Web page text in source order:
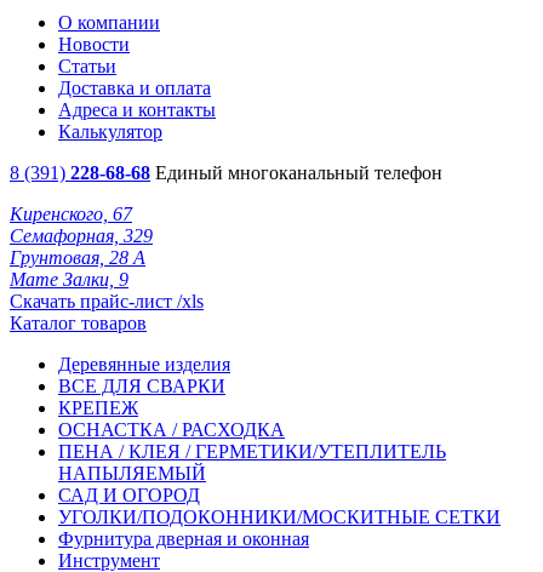
О компании
Новости
Статьи
Доставка и оплата
Адреса и контакты
Калькулятор
8 (391) 228-68-68 Единый многоканальный телефон
Киренского, 67
Семафорная, 329
Грунтовая, 28 А
Мате Залки, 9
Скачать прайс-лист /xls
Каталог товаров
Деревянные изделия
ВСЕ ДЛЯ СВАРКИ
КРЕПЕЖ
ОСНАСТКА / РАСХОДКА
ПЕНА / КЛЕЯ / ГЕРМЕТИКИ/УТЕПЛИТЕЛЬ
НАПЫЛЯЕМЫЙ
САД И ОГОРОД
УГОЛКИ/ПОДОКОННИКИ/МОСКИТНЫЕ СЕТКИ
Фурнитура дверная и оконная
Инструмент